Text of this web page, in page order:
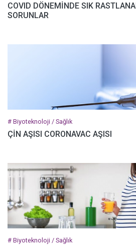
COVID DÖNEMİNDE SIK
SORUNLAR
# Biyoteknoloji / Sağlık
ÇİN AŞISI CORONAVAC AŞISI
# Biyoteknoloji / Sağlık